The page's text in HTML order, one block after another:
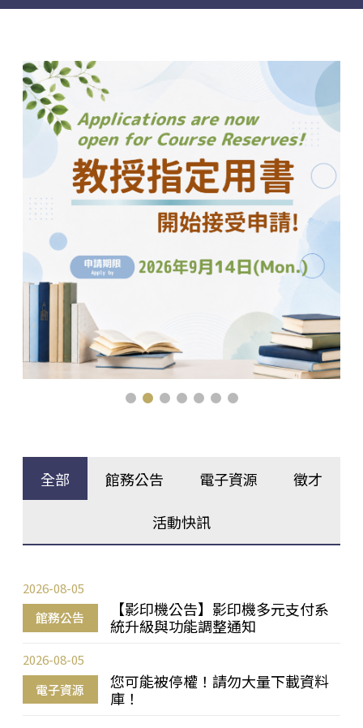
全部 館務公告 電子資源 徵才
活動快訊
館務公告
【影印機公告】影印機多元支付系
統升級與功能調整通知
2026-08-05
電子資源
您可能被停權！請勿大量下載資料
庫！
2026-08-05